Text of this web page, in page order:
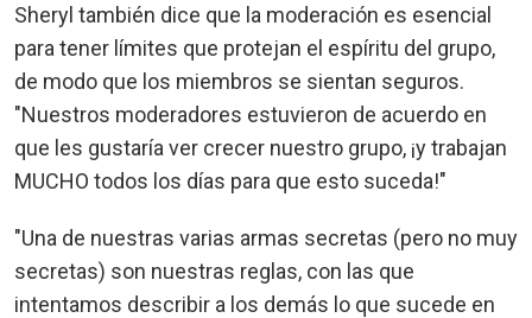
Sheryl también dice que la moderación es esencial
para tener límites que protejan el espíritu del grupo,
de modo que los miembros se sientan seguros.
"Nuestros moderadores estuvieron de acuerdo en
que les gustaría ver crecer nuestro grupo, ¡y trabajan
MUCHO todos los días para que esto suceda!"
"Una de nuestras varias armas secretas (pero no muy
secretas) son nuestras reglas, con las que
intentamos describir a los demás lo que sucede en